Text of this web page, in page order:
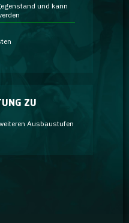
und kann
ZU
Ausbaustufen